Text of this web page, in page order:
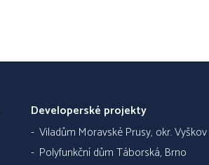
Developerské projekty
Viladům Moravské Prusy, okr. Vyškov
Polyfunkční dům Táborská, Brno